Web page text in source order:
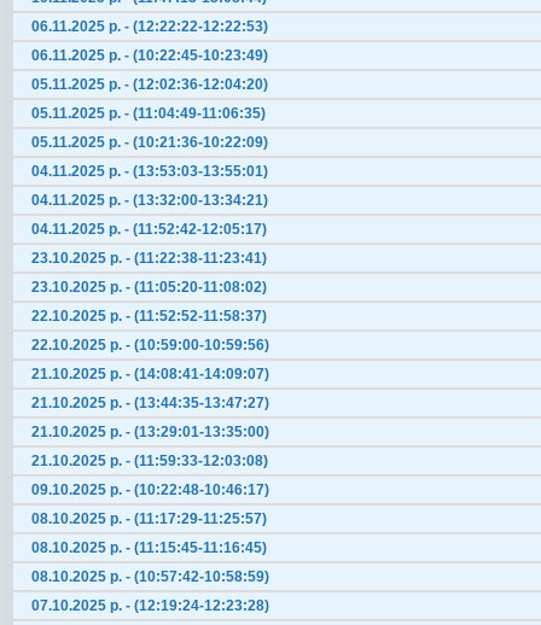
06.11.2025 р. - (12:22:22-12:22:53)
06.11.2025 р. - (10:22:45-10:23:49)
05.11.2025 р. - (12:02:36-12:04:20)
05.11.2025 р. - (11:04:49-11:06:35)
05.11.2025 р. - (10:21:36-10:22:09)
04.11.2025 р. - (13:53:03-13:55:01)
04.11.2025 р. - (13:32:00-13:34:21)
04.11.2025 р. - (11:52:42-12:05:17)
23.10.2025 р. - (11:22:38-11:23:41)
23.10.2025 р. - (11:05:20-11:08:02)
22.10.2025 р. - (11:52:52-11:58:37)
22.10.2025 р. - (10:59:00-10:59:56)
21.10.2025 р. - (14:08:41-14:09:07)
21.10.2025 р. - (13:44:35-13:47:27)
21.10.2025 р. - (13:29:01-13:35:00)
21.10.2025 р. - (11:59:33-12:03:08)
09.10.2025 р. - (10:22:48-10:46:17)
08.10.2025 р. - (11:17:29-11:25:57)
08.10.2025 р. - (11:15:45-11:16:45)
08.10.2025 р. - (10:57:42-10:58:59)
07.10.2025 р. - (12:19:24-12:23:28)